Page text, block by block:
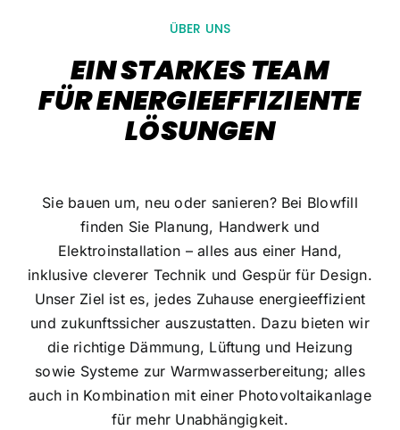
ÜBER UNS
EIN STARKES TEAM
FÜR ENERGIEEFFIZIENTE
LÖSUNGEN
Sie bauen um, neu oder sanieren? Bei Blowfill
finden Sie Planung, Handwerk und
Elektroinstallation – alles aus einer Hand,
inklusive cleverer Technik und Gespür für Design.
Unser Ziel ist es, jedes Zuhause energieeffizient
und zukunftssicher auszustatten. Dazu bieten wir
die richtige Dämmung, Lüftung und Heizung
sowie Systeme zur Warmwasserbereitung; alles
auch in Kombination mit einer Photovoltaikanlage
für mehr Unabhängigkeit.